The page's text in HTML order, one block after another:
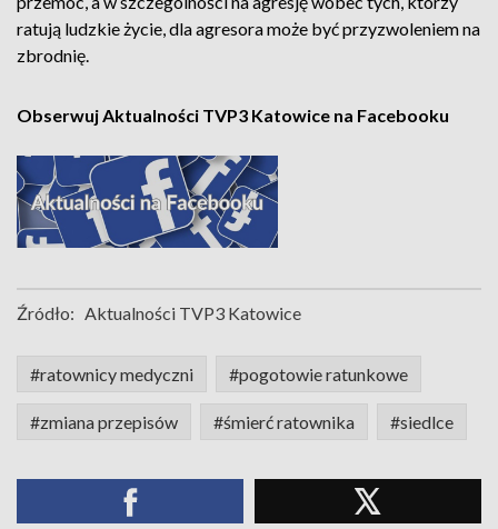
ratują ludzkie życie, dla agresora może być przyzwoleniem na
zbrodnię.
Obserwuj Aktualności TVP3 Katowice na Facebooku
Źródło: Aktualności TVP3 Katowice
#ratownicy medyczni #pogotowie ratunkowe
#zmiana przepisów #śmierć ratownika #siedlce